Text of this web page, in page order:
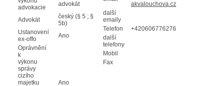
advokacie
advokát
Advokát
český (§ 5 ; §
5b)
Ustanovení
ex-offo
Ano
Oprávnění
k
výkonu
správy
cizího
majetku
Ano
akvalouchova.cz
další
emaily
Telefon
+420606776276
další
telefony
Mobil
Fax